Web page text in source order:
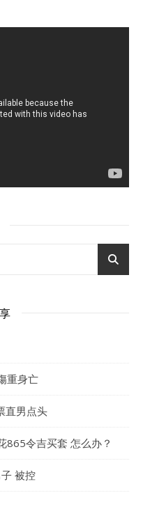
重身亡
直男点头
865令吉买套 怎么办？
被控